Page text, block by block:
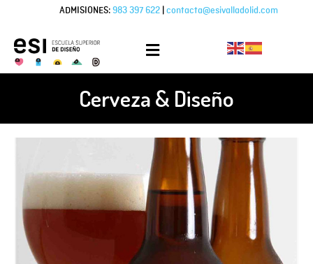
ADMISIONES: 983 397 622 contacta@esivalladolid.com
Cerveza & Diseño